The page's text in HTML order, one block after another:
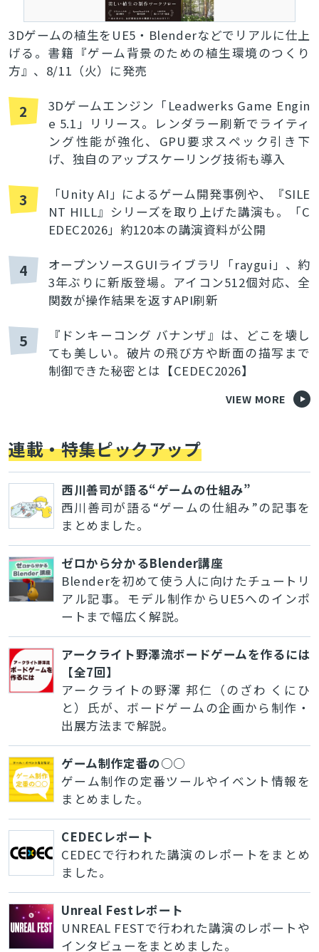
3Dゲームの植生をUE5・Blenderなどでリアルに仕上
げる。書籍『ゲーム背景のための植生環境のつくり
方』、8/11（火）に発売
2
3Dゲームエンジン「Leadwerks Game Engin
e 5.1」リリース。レンダラー刷新でライティ
ング性能が強化、GPU要求スペック引き下
げ、独自のアップスケーリング技術も導入
3
「Unity AI」によるゲーム開発事例や、『SILE
NT HILL』シリーズを取り上げた講演も。「C
EDEC2026」約120本の講演資料が公開
4
オープンソースGUIライブラリ「raygui」、約
3年ぶりに新版登場。アイコン512個対応、全
関数が操作結果を返すAPI刷新
5
『ドンキーコング バナンザ』は、どこを壊し
ても美しい。破片の飛び方や断面の描写まで
制御できた秘密とは【CEDEC2026】
VIEW MORE
連載・特集ピックアップ
西川善司が語る“ゲームの仕組み”
西川善司が語る“ゲームの仕組み”の記事を
まとめました。
ゼロから分かるBlender講座
Blenderを初めて使う人に向けたチュートリ
アル記事。モデル制作からUE5へのインポ
ートまで幅広く解説。
アークライト野澤流ボードゲームを作るには
【全7回】
アークライトの野澤 邦仁（のざわ くにひ
と）氏が、ボードゲームの企画から制作・
出展方法まで解説。
ゲーム制作定番の○○
ゲーム制作の定番ツールやイベント情報を
まとめました。
CEDECレポート
CEDECで行われた講演のレポートをまとめ
ました。
Unreal Festレポート
UNREAL FESTで行われた講演のレポートや
インタビューをまとめました。